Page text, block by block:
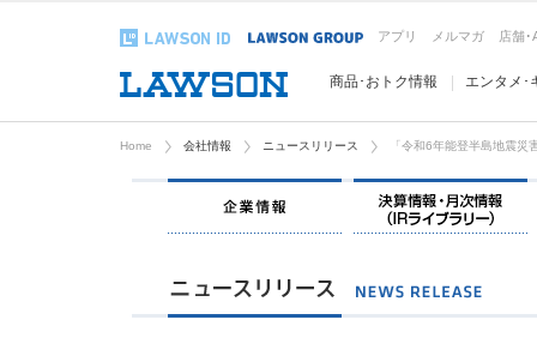
アプリ メルマガ 店舗･
商品･おトク情報 エンタメ･
Home 会社情報 ニュースリリース 「令和6年能登半島地震
企業情報